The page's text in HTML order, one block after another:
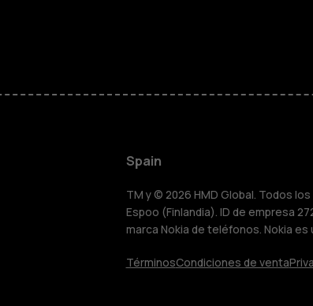
HMD Terra M
Para
Tabletas
Tienda
Spain
TM y © 2026 HMD Global. Todos
Espoo (Finlandia). ID de empresa
marca Nokia de teléfonos. Nokia
TérminosCondiciones de venta